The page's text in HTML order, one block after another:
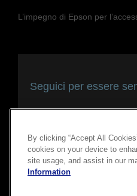
L’impegno di Epson per
Seguici per essere
By clicking “Accept All
cookies on your device to
site usage, and assist in our
Information